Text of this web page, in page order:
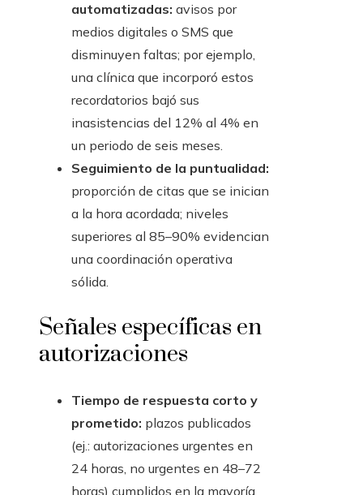
automatizadas: avisos por
medios digitales o SMS que
disminuyen faltas; por ejemplo,
una clínica que incorporó estos
recordatorios bajó sus
inasistencias del 12% al 4% en
un periodo de seis meses.
Seguimiento de la puntualidad:
proporción de citas que se inician
a la hora acordada; niveles
superiores al 85–90% evidencian
una coordinación operativa
sólida.
Señales específicas en
autorizaciones
Tiempo de respuesta corto y
prometido: plazos publicados
(ej.: autorizaciones urgentes en
24 horas, no urgentes en 48–72
horas) cumplidos en la mayoría